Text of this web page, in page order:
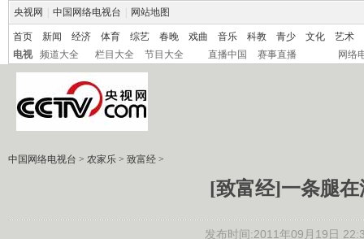
央视网 中国网络电视台 网站地图
首页 新闻 经济 体育 综艺 春晚 戏曲 音乐 科教 青少 文化
艺术
电视
频道大全 栏目大全 节目大全 直播中国 赛事直播 网络
中国网络电视台 > 农家乐 > 致富经 >
[致富经]一条腿在
发布时间:2011年09月19日